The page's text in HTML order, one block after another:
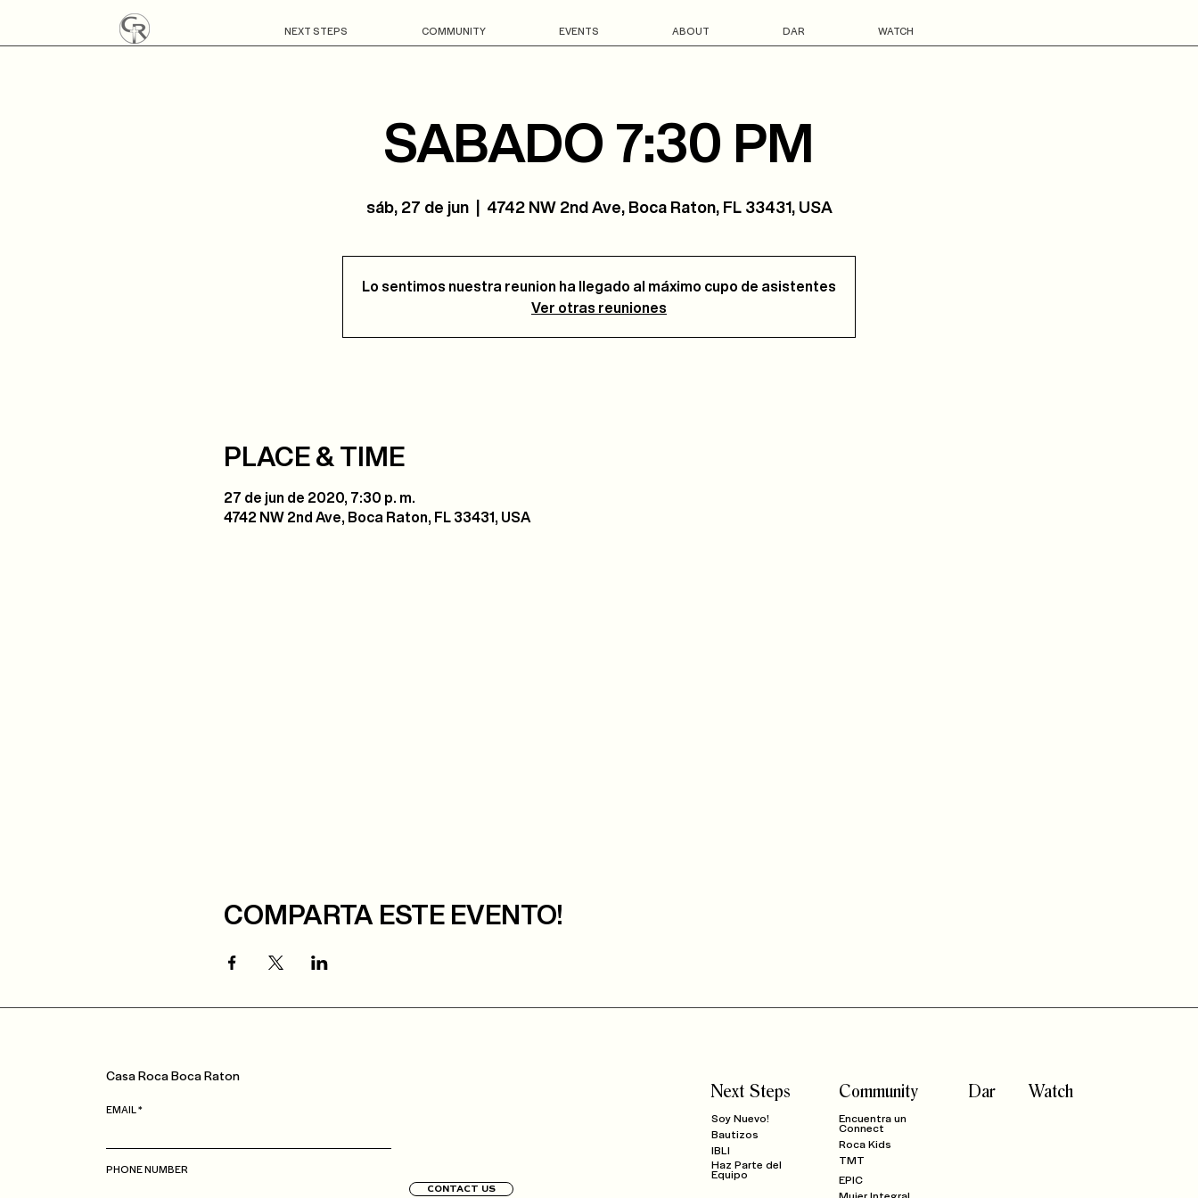
NEXT STEPS COMMUNITY EVENTS ABOUT DAR WATCH
SABADO 7:30 PM
sáb, 27 de jun
  |
4742 NW 2nd Ave, Boca Raton, FL 33431, USA
Lo sentimos nuestra reunion ha llegado al máximo cupo de asistentes
Ver otras reuniones
PLACE & TIME
27 de jun de 2020, 7:30 p. m.
4742 NW 2nd Ave, Boca Raton, FL 33431, USA
COMPARTA ESTE EVENTO!
CasaRocaBoca Raton
EMAIL
PHONE NUMBER
CONTACT US
Next Steps
Soy Nuevo!
Bautizos
IBLI
Haz Parte del
Equipo
Community Dar Watch
Encuentra un
Connect
Roca Kids
TMT
EPIC